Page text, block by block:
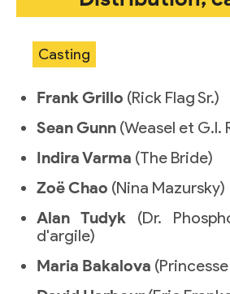
Casting
Frank Grillo (Rick Flag Sr.)
Sean Gunn (Weasel et G.I.
Indira Varma (The Bride)
Zoë Chao (Nina Mazursky)
Alan Tudyk (Dr.
d'argile)
Maria Bakalova